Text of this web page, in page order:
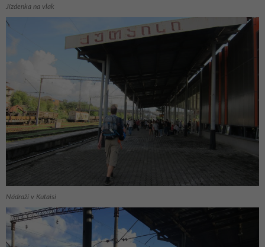
Jízdenka na vlak
Nádraží v Kutaisi